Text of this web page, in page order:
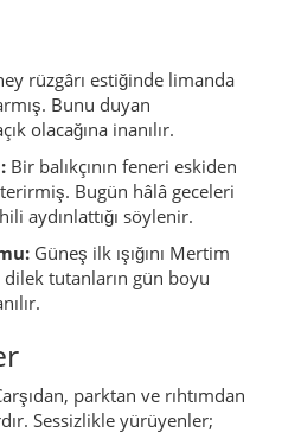
rüzgârı estiğinde limanda
Bunu duyan
olacağına inanılır.
Bir balıkçının feneri eskiden
Bugün hâlâ geceleri
aydınlattığı söylenir.
Güneş ilk ışığını Mertim
tutanların gün boyu
parktan ve rıhtımdan
Sessizlikle yürüyenler;